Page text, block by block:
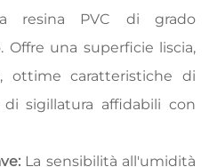
resina PVC di grado
una superficie liscia,
ottime caratteristiche di
sigillatura affidabili con
La sensibilità all'umidità